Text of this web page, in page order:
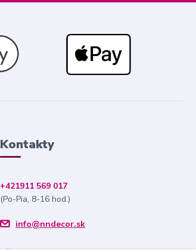
Kontakty
+421911 569 017
(Po-Pia, 8-16 hod.)
info@nndecor.sk